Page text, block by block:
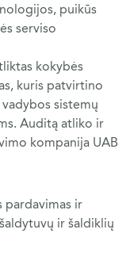
puikūs
serviso
kokybės
kuris patvirtino
sistemų
Auditą atliko ir
kompanija UAB
pardavimas ir
ir šaldiklių